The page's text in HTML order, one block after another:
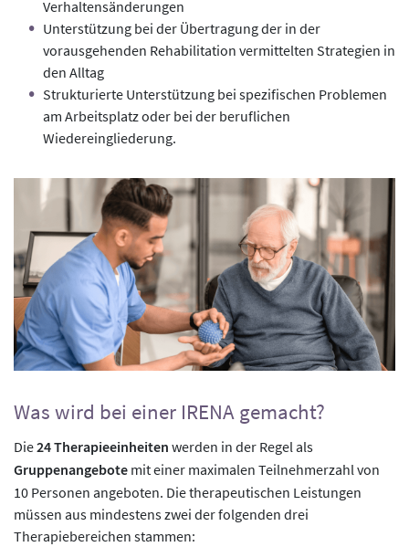
Verhaltensänderungen
Unterstützung bei der Übertragung der in der
vorausgehenden Rehabilitation vermittelten Strategien in
den Alltag
Strukturierte Unterstützung bei spezifischen Problemen
am Arbeitsplatz oder bei der beruflichen
Wiedereingliederung.
Was wird bei einer IRENA gemacht?
Die24 Therapieeinheiten werden in der Regel als
Gruppenangebote mit einer maximalen Teilnehmerzahl von
10 Personen angeboten. Die therapeutischen Leistungen
müssen aus mindestens zwei der folgenden drei
Therapiebereichen stammen: